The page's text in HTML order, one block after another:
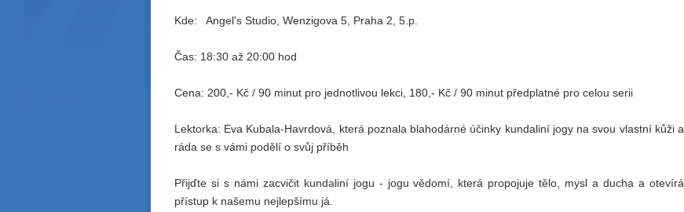
Kde: Angel's Studio, Wenzigova 5, Praha 2, 5.p.
Čas: 18:30 až 20:00 hod
Cena: 200,- Kč / 90 minut pro jednotlivou lekci, 180,- Kč / 90 minut předplatné pro celou serii
Lektorka: Eva Kubala-Havrdová, která poznala blahodárné účinky kundaliní jogy na svou vlastní kůži a
ráda se s vámi podělí o svůj příběh
Přijďte si s námi zacvičit kundaliní jogu - jogu vědomí, která propojuje tělo, mysl a ducha a otevírá
přístup k našemu nejlepšímu já.